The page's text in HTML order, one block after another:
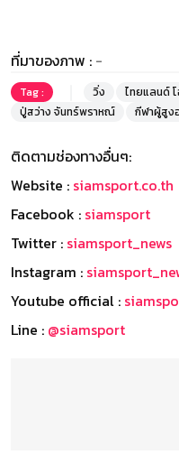
ที่มาของภาพ : -
Tag : วิ่ง
ไทยแลนด์
ปู่สว่าง จันทร์พราหณ์
กีฬาผู้สูง
ติดตามช่องทางอื่นๆ:
Website : siamsport.co.th
Facebook : siamsport
Twitter : siamsport_news
Instagram :
Youtube official :
Line : @siamsport